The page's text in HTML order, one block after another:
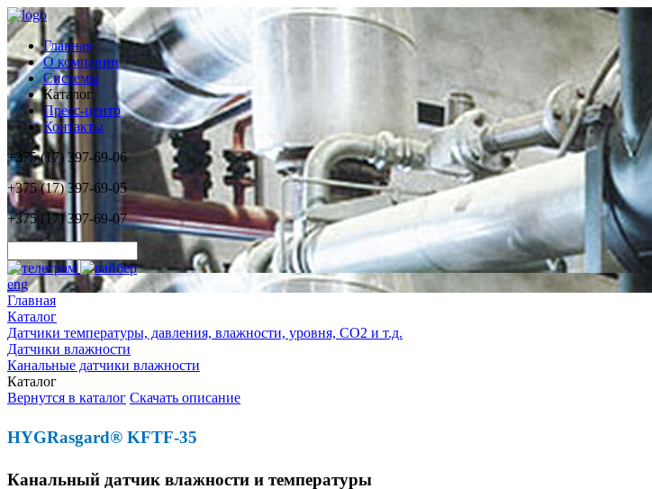
Главная
О компании
Системы
Каталог
Пресс-центр
Контакты
+375 (17) 397-69-06
+375 (17) 397-69-05
+375 (17) 397-69-07
eng
Главная
Каталог
Датчики температуры, давления, влажности, уровня, CO2 и т.д.
Датчики влажности
Канальные датчики влажности
Каталог
Вернутся в каталог Скачать описание
HYGRasgard® KFTF-35
Канальный датчик влажности и температуры